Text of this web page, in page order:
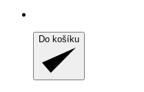
Do košíku